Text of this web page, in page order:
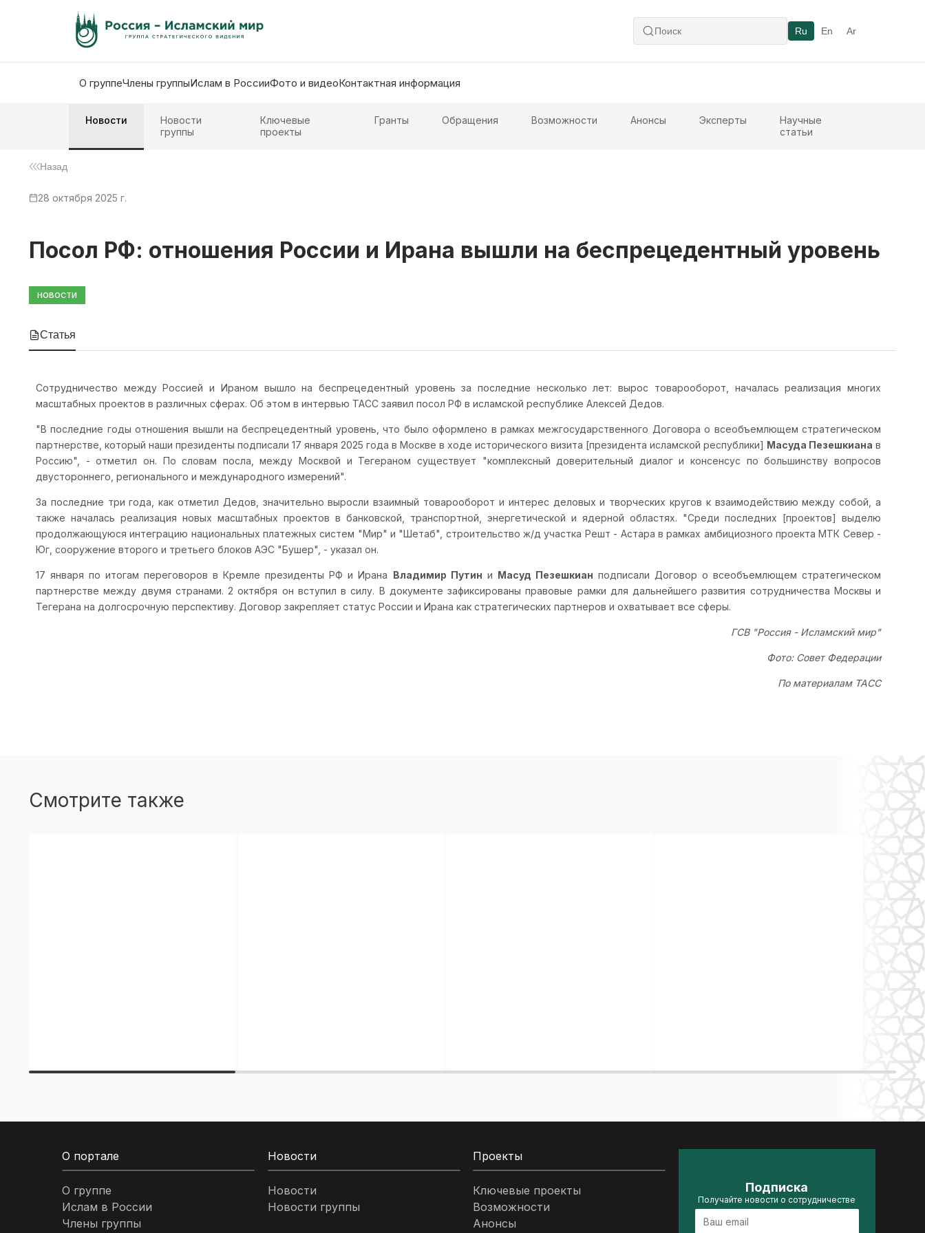
Ru En Ar
О группеЧлены группыИслам в РоссииФото и видеоКонтактная информация
Новости
Новости
группы
Ключевые
проекты
Гранты Обращения Возможности Анонсы Эксперты
Научные
статьи
Назад
28 октября 2025 г.
Посол РФ: отношения России и Ирана вышли на беспрецедентный уровень
НОВОСТИ
Статья
Сотрудничество между Россией и Ираном вышло на беспрецедентный уровень за последние несколько лет: вырос товарооборот, началась реализация многих
масштабных проектов в различных сферах. Об этом в интервью ТАСС заявил посол РФ в исламской республике Алексей Дедов.
"В последние годы отношения вышли на беспрецедентный уровень, что было оформлено в рамках межгосударственного Договора о всеобъемлющем стратегическом
партнерстве, который наши президенты подписали 17 января 2025 года в Москве в ходе исторического визита [президента исламской республики] Масуда Пезешкиана в
Россию", - отметил он. По словам посла, между Москвой и Тегераном существует "комплексный доверительный диалог и консенсус по большинству вопросов
двустороннего, регионального и международного измерений".
За последние три года, как отметил Дедов, значительно выросли взаимный товарооборот и интерес деловых и творческих кругов к взаимодействию между собой, а
также началась реализация новых масштабных проектов в банковской, транспортной, энергетической и ядерной областях. "Среди последних [проектов] выделю
продолжающуюся интеграцию национальных платежных систем "Мир" и "Шетаб", строительство ж/д участка Решт - Астара в рамках амбициозного проекта МТК Север -
Юг, сооружение второго и третьего блоков АЭС "Бушер", - указал он.
17 января по итогам переговоров в Кремле президенты РФ и Ирана Владимир Путин и Масуд Пезешкиан подписали Договор о всеобъемлющем стратегическом
партнерстве между двумя странами. 2 октября он вступил в силу. В документе зафиксированы правовые рамки для дальнейшего развития сотрудничества Москвы и
Тегерана на долгосрочную перспективу. Договор закрепляет статус России и Ирана как стратегических партнеров и охватывает все сферы.
ГСВ "Россия - Исламский мир"
Фото: Совет Федерации
По материалам ТАСС
Смотрите также
О портале
О группе
Ислам в России
Члены группы
Новости
Новости
Новости группы
Проекты
Ключевые проекты
Возможности
Анонсы
Подписка
Получайте новости о сотрудничестве